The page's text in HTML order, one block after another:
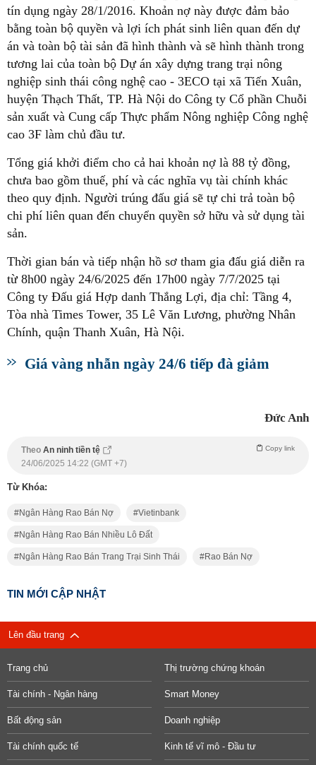
tín dụng ngày 28/1/2016. Khoản nợ này được đảm bảo
bằng toàn bộ quyền và lợi ích phát sinh liên quan đến dự
án và toàn bộ tài sản đã hình thành và sẽ hình thành trong
tương lai của toàn bộ Dự án xây dựng trang trại nông
nghiệp sinh thái công nghệ cao - 3ECO tại xã Tiến Xuân,
huyện Thạch Thất, TP. Hà Nội do Công ty Cổ phần Chuỗi
sản xuất và Cung cấp Thực phẩm Nông nghiệp Công nghệ
cao 3F làm chủ đầu tư.
Tổng giá khởi điểm cho cả hai khoản nợ là 88 tỷ đồng,
chưa bao gồm thuế, phí và các nghĩa vụ tài chính khác
theo quy định. Người trúng đấu giá sẽ tự chi trả toàn bộ
chi phí liên quan đến chuyển quyền sở hữu và sử dụng tài
sản.
Thời gian bán và tiếp nhận hồ sơ tham gia đấu giá diễn ra
từ 8h00 ngày 24/6/2025 đến 17h00 ngày 7/7/2025 tại
Công ty Đấu giá Hợp danh Thắng Lợi, địa chỉ: Tầng 4,
Tòa nhà Times Tower, 35 Lê Văn Lương, phường Nhân
Chính, quận Thanh Xuân, Hà Nội.
Giá vàng nhẫn ngày 24/6 tiếp đà giảm
Đức Anh
Theo An ninh tiền tệ Copy link
24/06/2025 14:22 (GMT +7)
Từ Khóa:
Ngân Hàng Rao Bán Nợ Vietinbank
Ngân Hàng Rao Bán Nhiều Lô Đất
Ngân Hàng Rao Bán Trang Trại Sinh Thái Rao Bán Nợ
TIN MỚI CẬP NHẬT
Lên đầu trang
Trang chủ Thị trường chứng khoán
Tài chính - Ngân hàng Smart Money
Bất động sản Doanh nghiệp
Tài chính quốc tế Kinh tế vĩ mô - Đầu tư